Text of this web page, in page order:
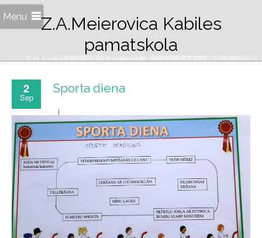
Menu
Z.A.Meierovica Kabiles
pamatskola
2
Sep
Sporta diena